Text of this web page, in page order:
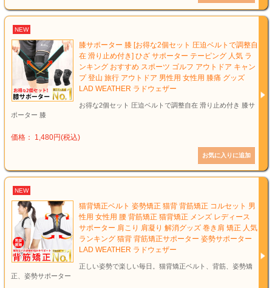
NEW
膝サポーター 膝 [お得な2個セット 圧迫ベルトで調整自
在 滑り止め付き] ひざ サポーター テーピング 人気 ラ
ンキング おすすめ スポーツ ゴルフ アウトドア キャン
プ 登山 旅行 アウトドア 男性用 女性用 膝痛 グッズ
LAD WEATHER ラドウェザー
お得な2個セット 圧迫ベルトで調整自在 滑り止め付き 膝サ
ポーター 膝
価格： 1,480円(税込)
NEW
猫背矯正ベルト 姿勢矯正 猫背 背筋矯正 コルセット 男
性用 女性用 腰 背筋矯正 猫背矯正 メンズ レディース
サポーター 肩こり 肩凝り 解消グッズ 巻き肩 矯正 人気
ランキング 猫背 背筋矯正サポーター 姿勢サポーター
LAD WEATHER ラドウェザー
正しい姿勢で楽しい毎日。猫背矯正ベルト、背筋、姿勢矯
正、姿勢サポーター